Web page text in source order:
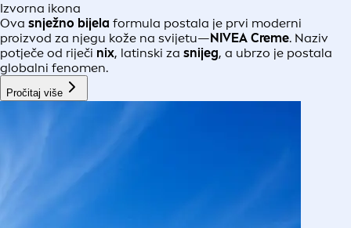
Izvorna ikona
Ova snježno bijela formula postala je prvi moderni
proizvod za njegu kože na svijetu—NIVEA Creme. Naziv
potječe od riječi nix, latinski za snijeg, a ubrzo je postala
globalni fenomen.
Pročitaj više